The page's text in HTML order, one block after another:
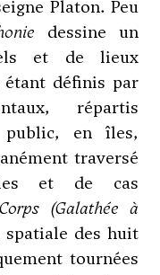
Platon. Peu
dessine un
et de lieux
définis par
répartis
public, en îles,
traversé
et de cas
(Galathée à
spatiale des huit
tournées